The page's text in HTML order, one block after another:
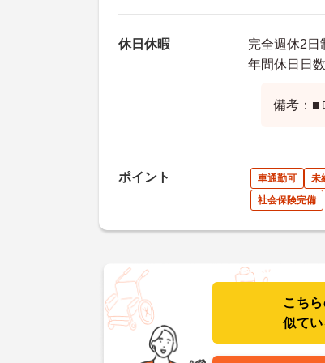
休日休暇
完全週休2日
年間休日日
備考：■
ポイント 車通勤可 未
社会保険完備
こち
似て